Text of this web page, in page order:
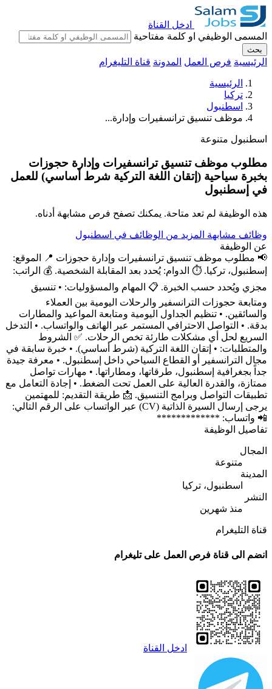
ادخل القناة
المسمى الوظيفي او كلمة مفتاحية
بحث
الرئيسية فرص العمل المدونة قناة التليغرام
الرئيسية
تركيا
اسطنبول
موظف تنسيق ترانسفيرات وإدارة...
اسطنبول متنوعة
مطلوب موظف تنسيق ترانسفيرات وإدارة حجوزات
بخبرة سياحية (إتقان اللغة التركية شرط أساسي) للعمل
في إسطنبول
هذه الوظيفة لم تعد متاحة. يمكنك تصفح فرص مشابهة أدناه.
وظائف مشابهة المزيد من الوظائف في اسطنبول
عن الوظيفة
📢 مطلوب موظف تنسيق ترانسفيرات وإدارة حجوزات 📍 الموقع:
إسطنبول، تركيا. ⏱️ الدوام: يُحدد بعد المقابلة الشخصية. 💰 الراتب:
مجزي ويُحدد حسب الخبرة. 📋 المهام والمسؤوليات: • تنسيق
ومتابعة حجوزات الترانسفير والرحلات اليومية بين العملاء
والسائقين. • تنظيم الجداول اليومية ومتابعة المواعيد والمطارات
بدقة. • التواصل الاحترافي المستمر عبر الهاتف والواتساب. • التدخل
السريع لحل أي مشكلات طارئة تخص الرحلات. ✅ الشروط
والمتطلبات: • إتقان اللغة التركية (شرط أساسي). • خبرة سابقة في
مجال الترانسفير أو القطاع السياحي داخل إسطنبول. • معرفة جيدة
جداً بجغرافية إسطنبول، طرقاتها، ومطاراتها. • مهارات تواصل
ممتازة، والقدرة العالية على العمل تحت الضغط. • إجادة التعامل مع
تطبيقات التواصل وبرامج التنسيق. 📩 طريقة التقديم: للمهتمين
يرجى إرسال السيرة الذاتية (CV) عبر الواتساب على الرقم التالي:
📲 واتساب: *************
تفاصيل الوظيفة
المجال
متنوعة
المدينة
اسطنبول، تركيا
النشر
منذ شهرين
قناة التليغرام
انضم الى قناة فرص العمل على تليغرام
ادخل القناة